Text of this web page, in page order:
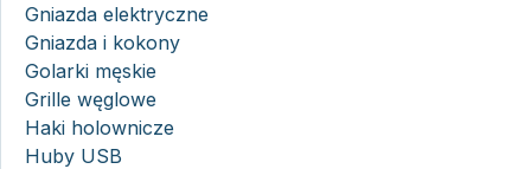
Gniazda elektryczne
Gniazda i kokony
Golarki męskie
Grille węglowe
Haki holownicze
Huby USB